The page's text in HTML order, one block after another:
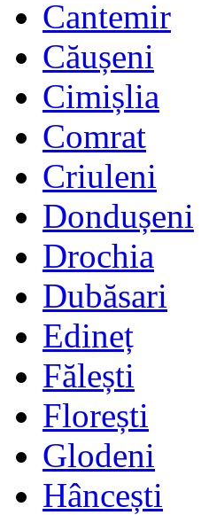
Cantemir
Căușeni
Cimișlia
Comrat
Criuleni
Dondușeni
Drochia
Dubăsari
Edineț
Fălești
Florești
Glodeni
Hâncești